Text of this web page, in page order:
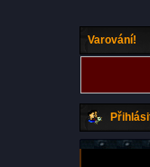
Varování!